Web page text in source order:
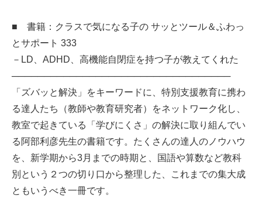
■ 書籍：クラスで気になる子の サッとツール＆ふわっ
とサポート 333
－LD、ADHD、高機能自閉症を持つ子が教えてくれた
──────────────────────────────────
「ズバッと解決」をキーワードに、特別支援教育に携わ
る達人たち（教師や教育研究者）をネットワーク化し、
教室で起きている「学びにくさ」の解決に取り組んでい
る阿部利彦先生の書籍です。たくさんの達人のノウハウ
を、新学期から3月までの時期と、国語や算数など教科
別という２つの切り口から整理した、これまでの集大成
ともいうべき一冊です。